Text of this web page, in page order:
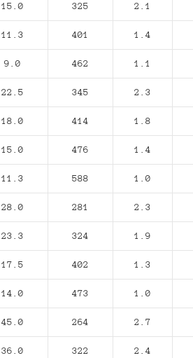
15.0 325 2.1
11.3 401 1.4
9.0 462 1.1
22.5 345 2.3
18.0 414 1.8
15.0 476 1.4
11.3 588 1.0
28.0 281 2.3
23.3 324 1.9
17.5 402 1.3
14.0 473 1.0
45.0 264 2.7
36.0 322 2.4